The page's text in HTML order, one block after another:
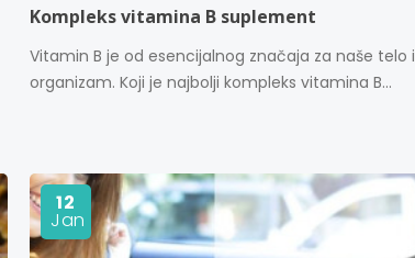
Kompleks vitamina B suplement
Vitamin B je od esencijalnog značaja za naše telo i
organizam. Koji je najbolji kompleks vitamina B...
12
Jan